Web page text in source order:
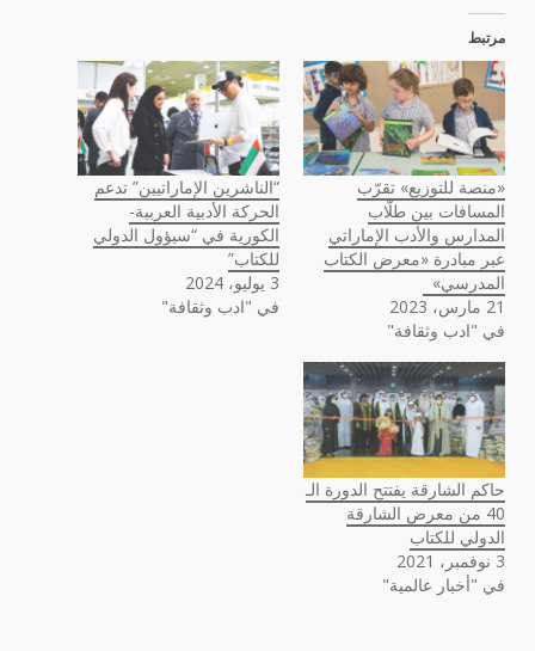
مرتبط
«منصة للتوزيع» تقرّب
المسافات بين طلّاب
المدارس والأدب الإماراتي
عبر مبادرة «معرض الكتاب
المدرسي»
21 مارس، 2023
في "ادب وثقافة"
“الناشرين الإماراتيين” تدعم
الحركة الأدبية العربية-
الكورية في “سيؤول الدولي
للكتاب”
3 يوليو، 2024
في "ادب وثقافة"
حاكم الشارقة يفتتح الدورة الـ
40 من معرض الشارقة
الدولي للكتاب
3 نوفمبر، 2021
في "أخبار عالمية"